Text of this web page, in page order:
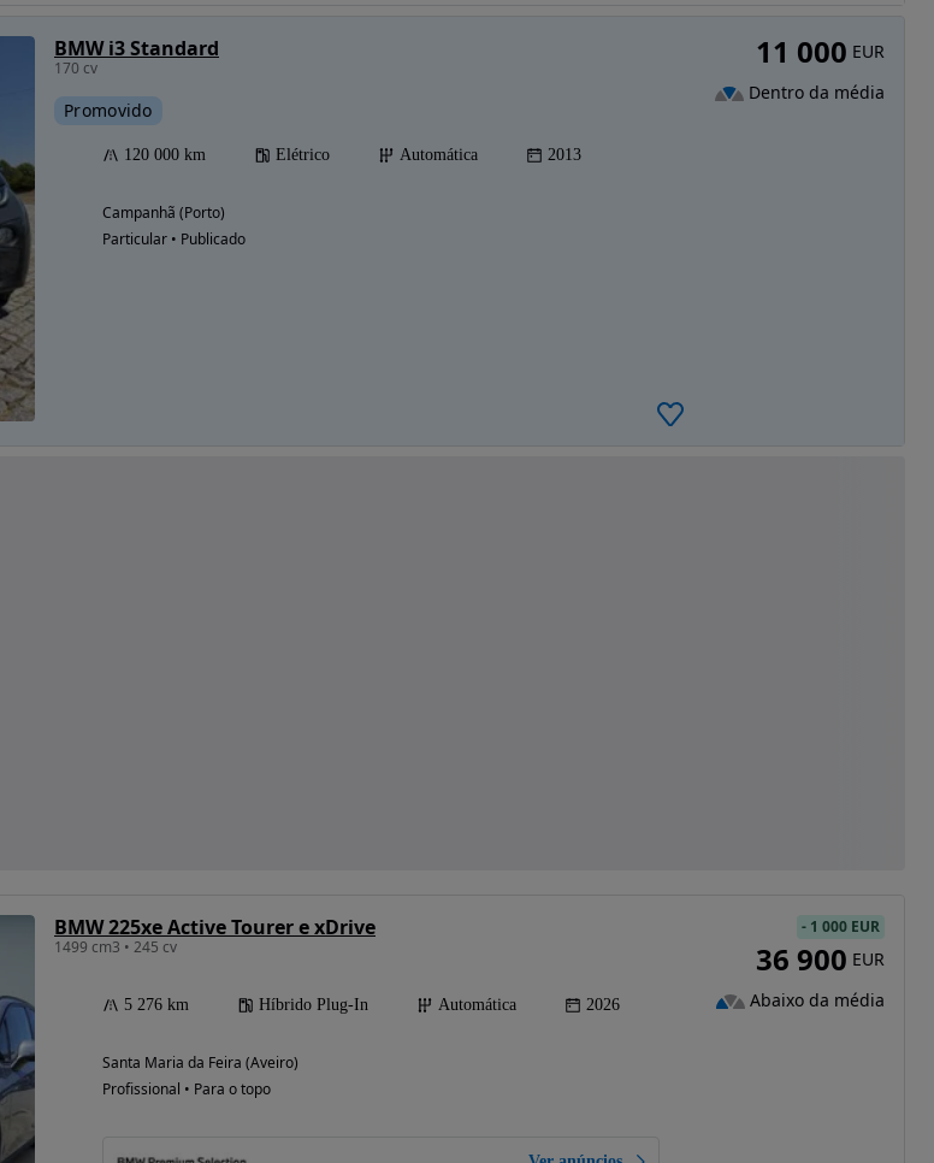
BMW i3 Standard
170 cv
Promovido
120 000 km Elétrico Automática 2013
Campanhã (Porto)
Particular • Publicado
11 000 EUR
Dentro da média
BMW 225xe Active Tourer e xDrive
1499 cm3 • 245 cv
5 276 km Híbrido Plug-In Automática 2026
Santa Maria da Feira (Aveiro)
Profissional • Para o topo
- 1 000 EUR
36 900 EUR
Abaixo da média